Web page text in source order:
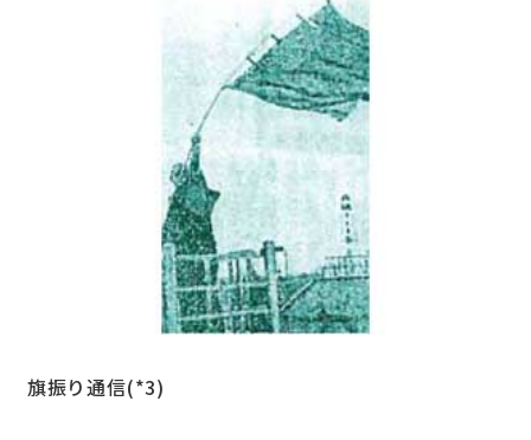
旗振り通信(*3)